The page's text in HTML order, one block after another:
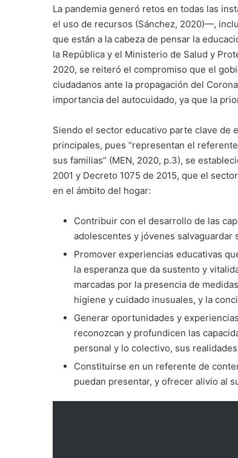
La pandemia generó retos en todas las
el uso de recursos (Sánchez, 2020)—,
que están a la cabeza de pensar la
la República y el Ministerio de Salud y
2020, se reiteró el compromiso que el
ciudadanos ante la propagación del
importancia del autocuidado, ya que la
Siendo el sector educativo parte clave de
principales, pues “representan el
sus familias” (MEN, 2020, p.3), se
2001 y Decreto 1075 de 2015, que el
en el ámbito del hogar:
Contribuir con el desarrollo de las
adolescentes y jóvenes salvaguardar
Promover experiencias educativas
la esperanza que da sustento y
marcadas por la presencia de
higiene y cuidado inusuales, y la
Generar oportunidades y
reconozcan y profundicen las
personal y lo colectivo, sus
Constituirse en un referente de
puedan presentar, y ofrecer alivio al